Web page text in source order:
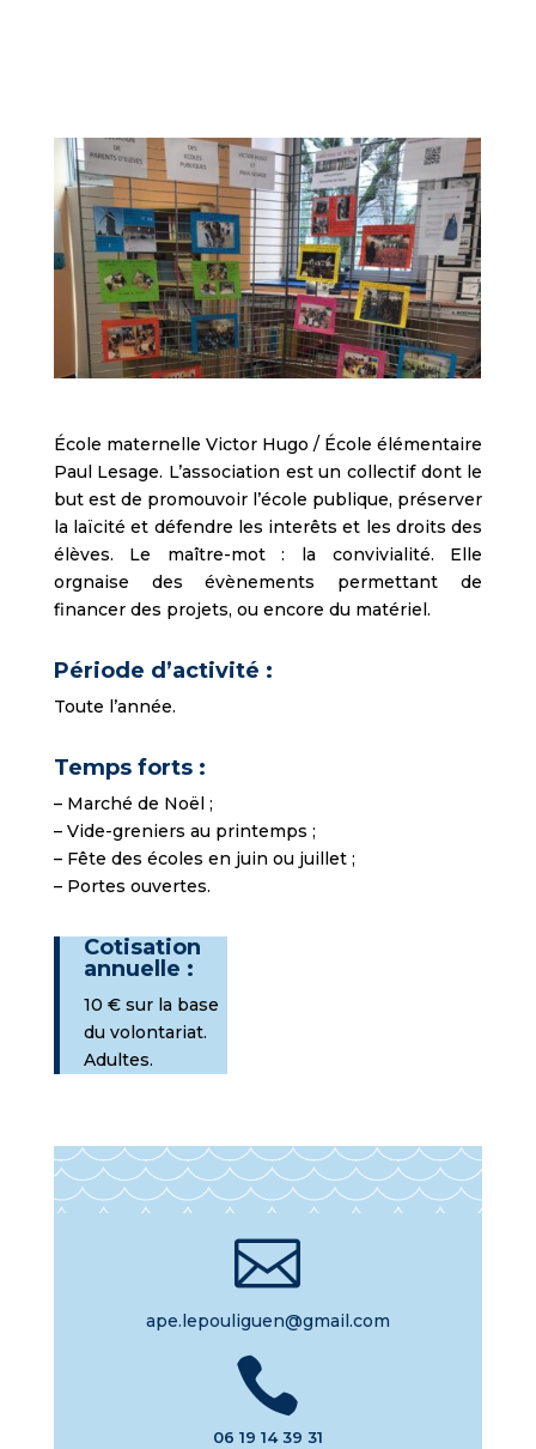
École maternelle Victor Hugo / École élémentaire
Paul Lesage. L’association est un collectif dont le
but est de promouvoir l’école publique, préserver
la laïcité et défendre les interêts et les droits des
élèves. Le maître-mot : la convivialité. Elle
orgnaise des évènements permettant de
financer des projets, ou encore du matériel.
Période d’activité :
Toute l’année.
Temps forts :
– Marché de Noël ;
– Vide-greniers au printemps ;
– Fête des écoles en juin ou juillet ;
– Portes ouvertes.
Cotisation
annuelle :
10 € sur la base
du volontariat.
Adultes.

ape.lepouliguen@gmail.com

06 19 14 39 31